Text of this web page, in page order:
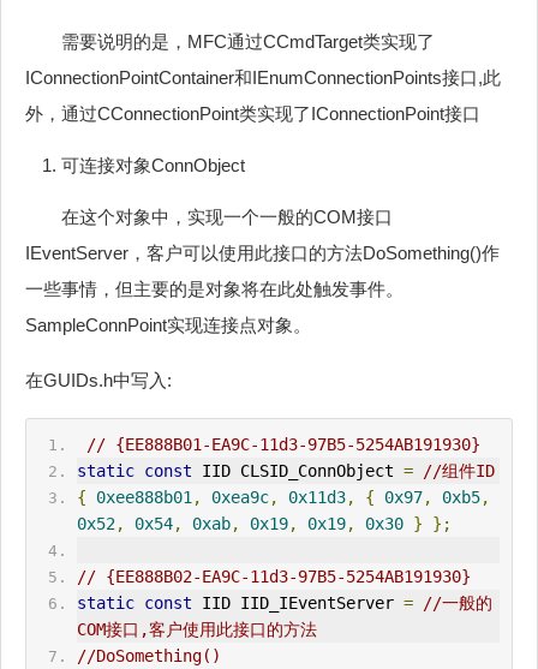
需要说明的是，MFC通过CCmdTarget类实现了
IConnectionPointContainer和IEnumConnectionPoints接口,此
外，通过CConnectionPoint类实现了IConnectionPoint接口
可连接对象ConnObject
在这个对象中，实现一个一般的COM接口
IEventServer，客户可以使用此接口的方法DoSomething()作
一些事情，但主要的是对象将在此处触发事件。
SampleConnPoint实现连接点对象。
在GUIDs.h中写入:
// {EE888B01-EA9C-11d3-97B5-5254AB191930}
static const IID CLSID_ConnObject =
//组件ID
{
0xee888b01 , 0xea9c, 0x11d3, { 0x97, 0xb5,
0x52, 0x54, 0xab, 0x19, 0x19, 0x30 } };
// {EE888B02-EA9C-11d3-97B5-5254AB191930}
static const IID IID_IEventServer =
//一般的
COM接口,客户使用此接口的方法
//DoSomething()